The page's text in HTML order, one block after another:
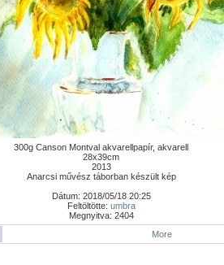
300g Canson Montval akvarellpapír, akvarell
28x39cm
2013
Anarcsi művész táborban készült kép
Dátum: 2018/05/18 20:25
Feltöltötte: umbra
Megnyitva: 2404
More